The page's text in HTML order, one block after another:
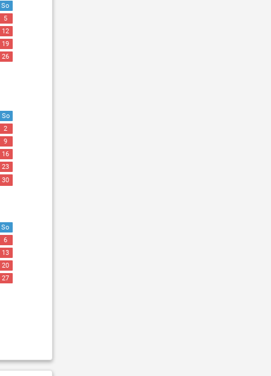
So
5
12
19
26
So
2
9
16
23
30
So
6
13
20
27